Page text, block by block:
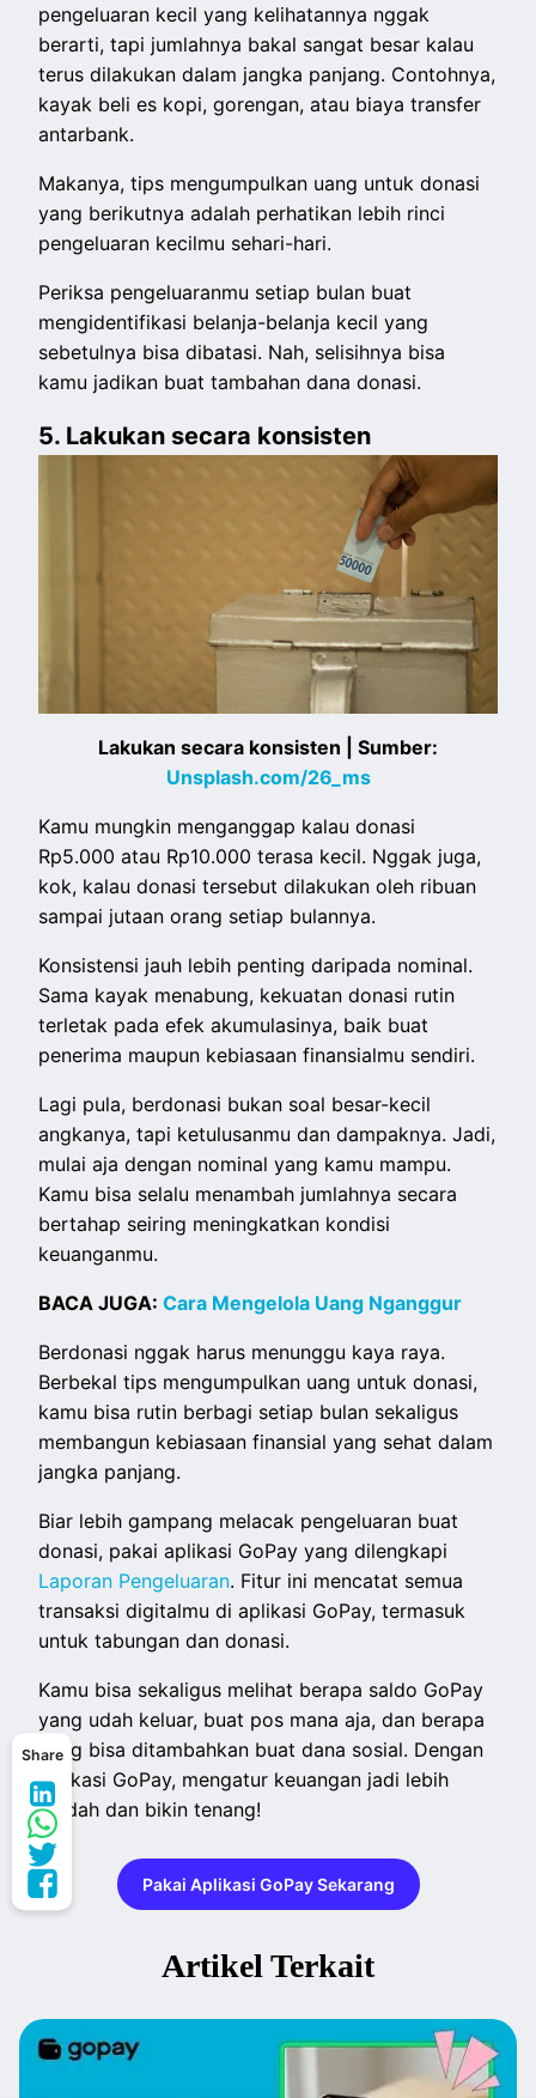
Share
pengeluaran kecil yang kelihatannya nggak
berarti, tapi jumlahnya bakal sangat besar kalau
terus dilakukan dalam jangka panjang. Contohnya,
kayak beli es kopi, gorengan, atau biaya transfer
antarbank.
Makanya, tips mengumpulkan uang untuk donasi
yang berikutnya adalah perhatikan lebih rinci
pengeluaran kecilmu sehari-hari.
Periksa pengeluaranmu setiap bulan buat
mengidentifikasi belanja-belanja kecil yang
sebetulnya bisa dibatasi. Nah, selisihnya bisa
kamu jadikan buat tambahan dana donasi.
5. Lakukan secara konsisten
Lakukan secara konsisten | Sumber:
Unsplash.com/26_ms
Kamu mungkin menganggap kalau donasi
Rp5.000 atau Rp10.000 terasa kecil. Nggak juga,
kok, kalau donasi tersebut dilakukan oleh ribuan
sampai jutaan orang setiap bulannya.
Konsistensi jauh lebih penting daripada nominal.
Sama kayak menabung, kekuatan donasi rutin
terletak pada efek akumulasinya, baik buat
penerima maupun kebiasaan finansialmu sendiri.
Lagi pula, berdonasi bukan soal besar-kecil
angkanya, tapi ketulusanmu dan dampaknya. Jadi,
mulai aja dengan nominal yang kamu mampu.
Kamu bisa selalu menambah jumlahnya secara
bertahap seiring meningkatkan kondisi
keuanganmu.
BACA JUGA:Cara Mengelola Uang Nganggur
Berdonasi nggak harus menunggu kaya raya.
Berbekal tips mengumpulkan uang untuk donasi,
kamu bisa rutin berbagi setiap bulan sekaligus
membangun kebiasaan finansial yang sehat dalam
jangka panjang.
Biar lebih gampang melacak pengeluaran buat
donasi, pakai aplikasi GoPay yang dilengkapi
Laporan Pengeluaran. Fitur ini mencatat semua
transaksi digitalmu di aplikasi GoPay, termasuk
untuk tabungan dan donasi.
Kamu bisa sekaligus melihat berapa saldo GoPay
yang udah keluar, buat pos mana aja, dan berapa
yang bisa ditambahkan buat dana sosial. Dengan
aplikasi GoPay, mengatur keuangan jadi lebih
mudah dan bikin tenang!
Pakai Aplikasi GoPay Sekarang
Artikel Terkait